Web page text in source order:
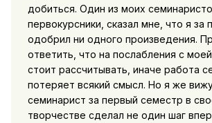
добиться. Один из моих
первокурсники, сказал мне, что я за
одобрил ни одного произведения.
ответить, что на послабления с
стоит рассчитывать, иначе работа
потеряет всякий смысл. Но я же
семинарист за первый семестр в
творчестве сделал не один шаг